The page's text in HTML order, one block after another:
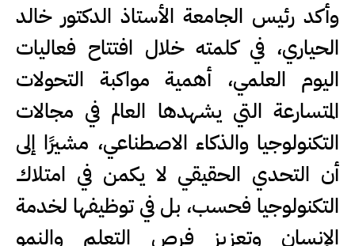
وأكد رئيس الجامعة الأستاذ الدكتور خالد
الحياري، في كلمته خلال افتتاح فعاليات
اليوم العلمي، أهمية مواكبة التحولات
المتسارعة التي يشهدها العالم في مجالات
التكنولوجيا والذكاء الاصطناعي، مشيرًا إلى
أن التحدي الحقيقي لا يكمن في امتلاك
التكنولوجيا فحسب، بل في توظيفها لخدمة
الإنسان وتعزيز فرص التعلم والنمو